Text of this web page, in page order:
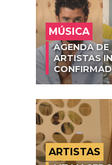
MÚSICA
AGENDA
ARTISTAS
ARTISTAS